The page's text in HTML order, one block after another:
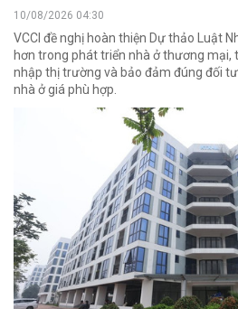
10/08/2026 04:30
VCCI đề nghị hoàn thiện Dự thảo Luật
hơn trong phát triển nhà ở thương mại,
nhập thị trường và bảo đảm đúng đối
nhà ở giá phù hợp.